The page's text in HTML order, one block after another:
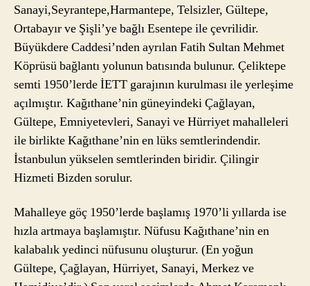
Sanayi,Seyrantepe,Harmantepe, Telsizler, Gültepe,
Ortabayır ve Şişli’ye bağlı Esentepe ile çevrilidir.
Büyükdere Caddesi’nden ayrılan Fatih Sultan Mehmet
Köprüsü bağlantı yolunun batısında bulunur. Çeliktepe
semti 1950’lerde İETT garajının kurulması ile yerleşime
açılmıştır. Kağıthane’nin güneyindeki Çağlayan,
Gültepe, Emniyetevleri, Sanayi ve Hürriyet mahalleleri
ile birlikte Kağıthane’nin en lüks semtlerindendir.
İstanbulun yükselen semtlerinden biridir. Çilingir
Hizmeti Bizden sorulur.
Mahalleye göç 1950’lerde başlamış 1970’li yıllarda ise
hızla artmaya başlamıştır. Nüfusu Kağıthane’nin en
kalabalık yedinci nüfusunu oluşturur. (En yoğun
Gültepe, Çağlayan, Hürriyet, Sanayi, Merkez ve